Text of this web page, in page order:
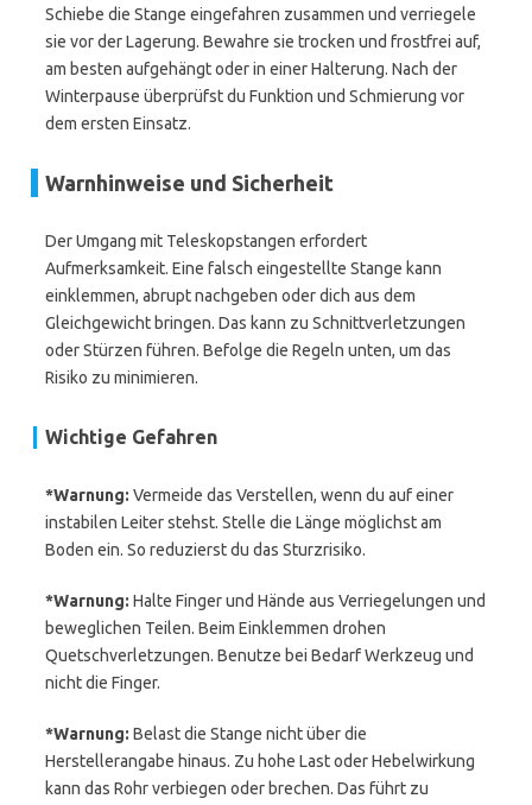
Schiebe die Stange eingefahren zusammen und verriegele
sie vor der Lagerung. Bewahre sie trocken und frostfrei auf,
am besten aufgehängt oder in einer Halterung. Nach der
Winterpause überprüfst du Funktion und Schmierung vor
dem ersten Einsatz.
Warnhinweise und Sicherheit
Der Umgang mit Teleskopstangen erfordert
Aufmerksamkeit. Eine falsch eingestellte Stange kann
einklemmen, abrupt nachgeben oder dich aus dem
Gleichgewicht bringen. Das kann zu Schnittverletzungen
oder Stürzen führen. Befolge die Regeln unten, um das
Risiko zu minimieren.
Wichtige Gefahren
*Warnung: Vermeide das Verstellen, wenn du auf einer
instabilen Leiter stehst. Stelle die Länge möglichst am
Boden ein. So reduzierst du das Sturzrisiko.
*Warnung: Halte Finger und Hände aus Verriegelungen und
beweglichen Teilen. Beim Einklemmen drohen
Quetschverletzungen. Benutze bei Bedarf Werkzeug und
nicht die Finger.
*Warnung: Belast die Stange nicht über die
Herstellerangabe hinaus. Zu hohe Last oder Hebelwirkung
kann das Rohr verbiegen oder brechen. Das führt zu